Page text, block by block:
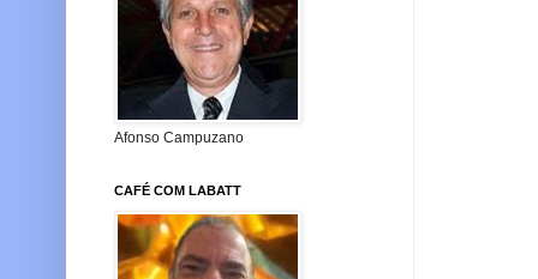
Afonso Campuzano
CAFÉ COM LABATT